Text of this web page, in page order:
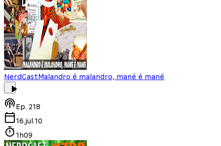
NerdCastMalandro é malandro, mané é mané
Ep. 218
16.jul.10
1h09